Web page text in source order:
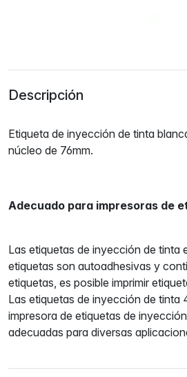
Descripción
Etiqueta de inyección de tinta
núcleo de 76mm.
Adecuado para impresoras de
Las etiquetas de inyección de tinta
etiquetas son autoadhesivas y
etiquetas, es posible imprimir
Las etiquetas de inyección de tinta
impresora de etiquetas de
adecuadas para diversas